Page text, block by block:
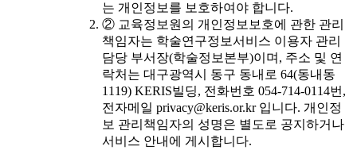
는 개인정보를 보호하여야 합니다.
② 교육정보원의 개인정보보호에 관한 관리
책임자는 학술연구정보서비스 이용자 관리
담당 부서장(학술정보본부)이며, 주소 및 연
락처는 대구광역시 동구 동내로 64(동내동
1119) KERIS빌딩, 전화번호 054-714-0114번,
전자메일 privacy@keris.or.kr 입니다. 개인정
보 관리책임자의 성명은 별도로 공지하거나
서비스 안내에 게시합니다.